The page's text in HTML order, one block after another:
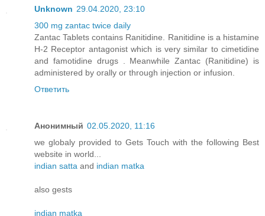
Unknown 29.04.2020, 23:10
300 mg zantac twice daily
Zantac Tablets contains Ranitidine. Ranitidine is a histamine
H-2 Receptor antagonist which is very similar to cimetidine
and famotidine drugs . Meanwhile Zantac (Ranitidine) is
administered by orally or through injection or infusion.
Ответить
Анонимный 02.05.2020, 11:16
we globaly provided to Gets Touch with the following Best
website in world...
indian satta and indian matka
also gests
indian matka